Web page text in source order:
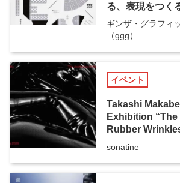
る、表現をつく
ギンザ・グラフィ
（ggg）
イベント
Takashi
Exhibition
Rubber
sonatine